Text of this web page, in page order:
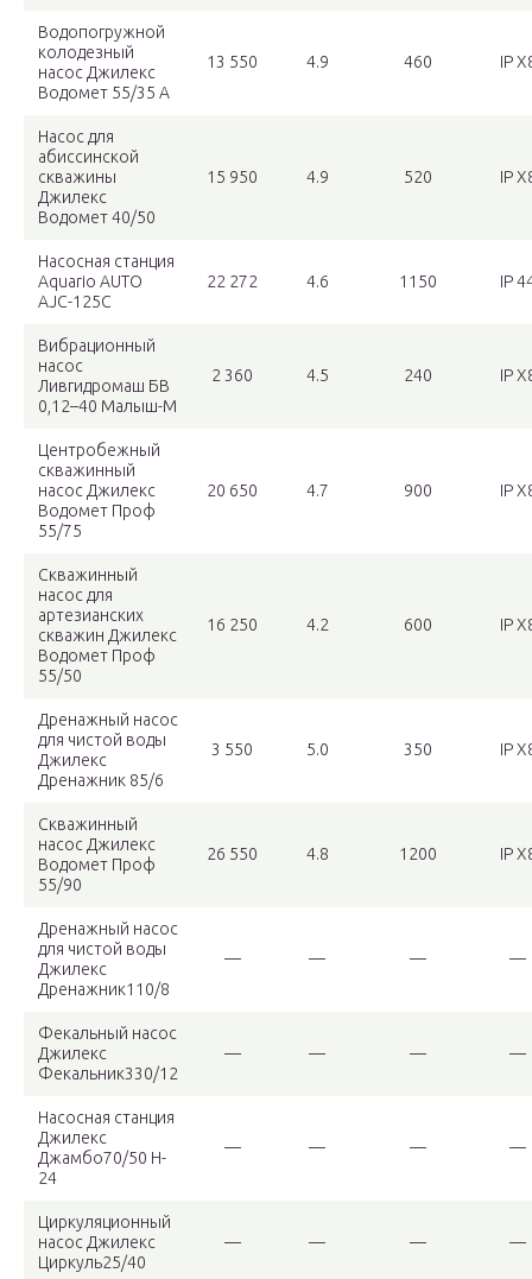
Водопогружной
колодезный
насос Джилекс
Водомет 55/35 А
13 550 4.9 460 IP
Насос для
абиссинской
скважины
Джилекс
Водомет 40/50
15 950 4.9 520 IP
Насосная станция
Aquario AUTO
AJC-125C
22 272 4.6 1150 IP
Вибрационный
насос
Ливгидромаш БВ
0,12–40 Малыш-М
2 360 4.5 240 IP
Центробежный
скважинный
насос Джилекс
Водомет Проф
55/75
20 650 4.7 900 IP
Скважинный
насос для
артезианских
скважин Джилекс
Водомет Проф
55/50
16 250 4.2 600 IP
Дренажный насос
для чистой воды
Джилекс
Дренажник 85/6
3 550 5.0 350 IP
Скважинный
насос Джилекс
Водомет Проф
55/90
26 550 4.8 1200 IP
Дренажный насос
для чистой воды
Джилекс
Дренажник110/8
— — — —
Фекальный насос
Джилекс
Фекальник330/12
— — — —
Насосная станция
Джилекс
Джамбо70/50 H-
24
— — — —
Циркуляционный
насос Джилекс
Циркуль25/40
— — — —